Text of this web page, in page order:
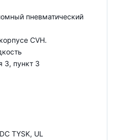
пневматический
CVH.
3, пункт 3
TYSK, UL